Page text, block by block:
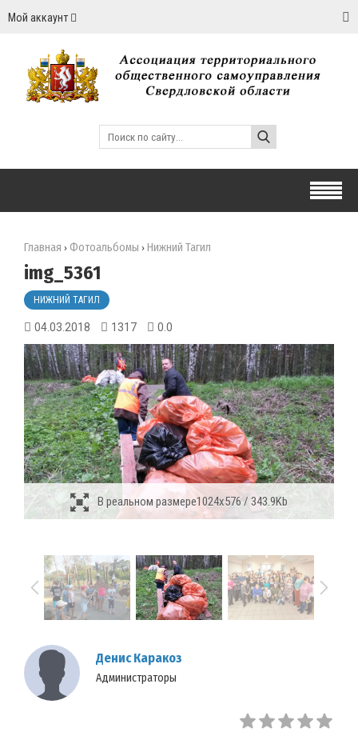
Мой аккаунт
Главная › Фотоальбомы › Нижний Тагил
img_5361
НИЖНИЙ ТАГИЛ
04.03.2018 1317 0.0
В реальном размере1024x576 / 343.9Kb
Денис Каракоз
Администраторы